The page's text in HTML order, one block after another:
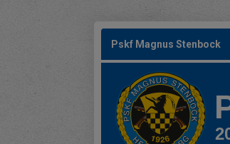
Pskf Magnus Stenbock